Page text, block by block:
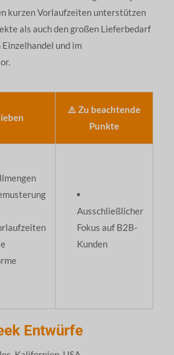
kurzen Vorlaufzeiten unterstützen
als auch den großen Lieferbedarf
und im
⚠️ Zu beachtende
Punkte
Ausschließlicher
Fokus auf B2B-
Kunden
Entwürfe